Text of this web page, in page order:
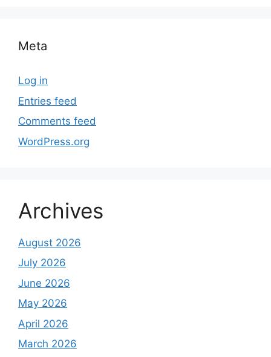
Meta
Log in
Entries feed
Comments feed
WordPress.org
Archives
August 2026
July 2026
June 2026
May 2026
April 2026
March 2026